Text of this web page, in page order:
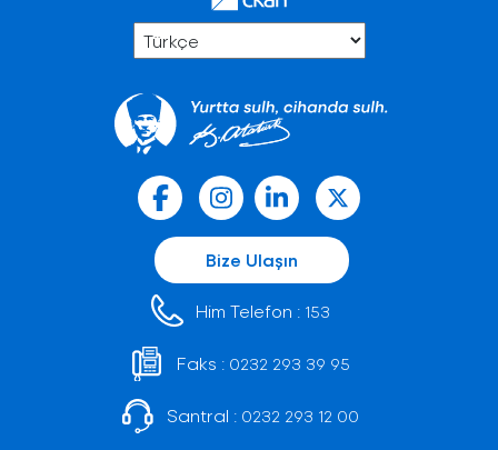
Bize Ulaşın
Him Telefon : 153
Faks : 0232 293 39 95
Santral : 0232 293 12 00